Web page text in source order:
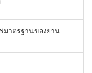
มาตรฐานของยาน